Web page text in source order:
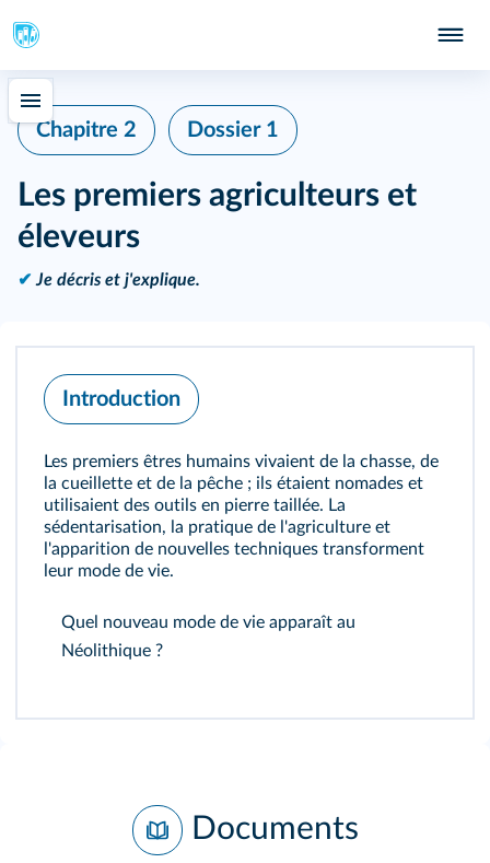
Chapitre 2 Dossier 1
Les premiers agriculteurs et
éleveurs
✔ Je décris et j'explique.
Introduction
Les premiers êtres humains vivaient de la chasse, de
la cueillette et de la pêche ; ils étaient nomades et
utilisaient des outils en pierre taillée. La
sédentarisation, la pratique de l'agriculture et
l'apparition de nouvelles techniques transforment
leur mode de vie.
Quel nouveau mode de vie apparaît au
Néolithique ?
Documents